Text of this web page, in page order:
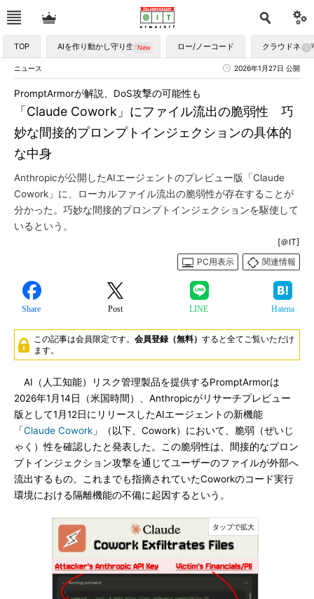
TOP AIを作り動かし守り生かす ロー/ノーコード クラウドネイ
ニュース 2026年1月27日 公開
「Claude Cowork」にファイル流出の脆弱性 巧
妙な間接的プロンプトインジェクションの具体的
な中身
PromptArmorが解説、DoS攻撃の可能性も
Anthropicが公開したAIエージェントのプレビュー版「Claude
Cowork」に、ローカルファイル流出の脆弱性が存在することが
分かった。巧妙な間接的プロンプトインジェクションを駆使して
いるという。
[＠IT]
PC用表示
関連情報
Share Post LINE Hatena
この記事は会員限定です。 会員登録（無料） すると全てご覧いただけ
ます。
AI（人工知能）リスク管理製品を提供するPromptArmorは
2026年1月14日（米国時間）、Anthropicがリサーチプレビュー
版として1月12日にリリースしたAIエージェントの新機能
「Claude Cowork 」（以下、Cowork）において、脆弱（ぜいじ
ゃく）性を確認したと発表した。この脆弱性は、間接的なプロン
プトインジェクション攻撃を通じてユーザーのファイルが外部へ
流出するもの。これまでも指摘されていたCoworkのコード実行
環境における隔離機能の不備に起因するという。